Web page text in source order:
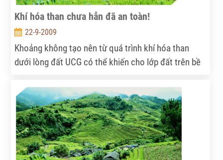
Khí hóa than chưa hẳn đã an toàn!
22-9-2009
Khoảng không tạo nên từ quá trình khí hóa than
dưới lòng đất UCG có thể khiến cho lớp đất trên bề
hơn nếu các vỉa than nằm sâu trong lòng đất.